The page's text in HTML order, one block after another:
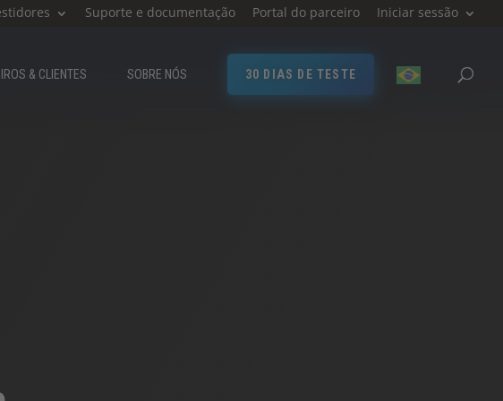
Suporte e documentação Portal do parceiro Iniciar sessão
& CLIENTES​ SOBRE NÓS 30 DIAS DE TESTE